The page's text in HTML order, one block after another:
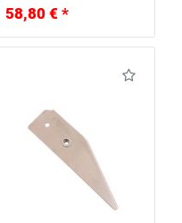
58,80 € *